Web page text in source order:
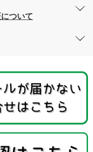
ついて